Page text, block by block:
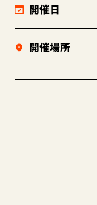
開催日
開催場所